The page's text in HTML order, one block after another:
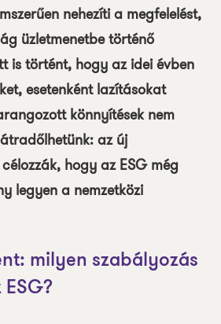
nehezíti a megfelelést,
üzletmenetbe történő
is történt, hogy az idei évben
esetenként lazításokat
könnyítések nem
az új
hogy az ESG még
legyen a nemzetközi
milyen szabályozás